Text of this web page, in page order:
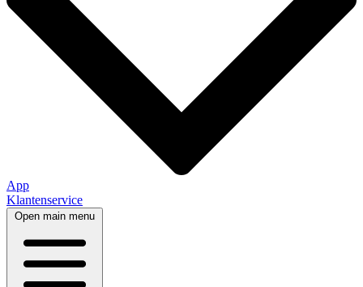
App
Klantenservice
Open main menu